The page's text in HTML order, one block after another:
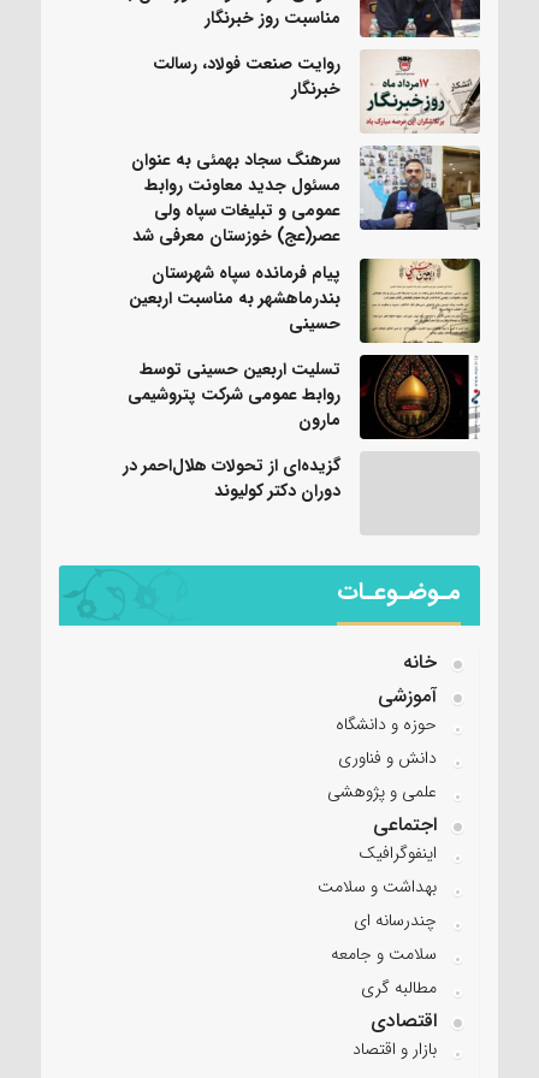
مناسبت روز خبرنگار
روایت صنعت فولاد،‌ رسالت
خبرنگار
سرهنگ سجاد بهمئی به عنوان
مسئول جدید معاونت روابط
عمومی و تبلیغات سپاه ولی
عصر(عج) خوزستان معرفی شد
پیام فرمانده سپاه شهرستان
بندرماهشهر به مناسبت اربعین
حسینی
تسلیت اربعین حسینی توسط
روابط عمومی شرکت پتروشیمی
مارون
گزیده‌ای از تحولات هلال‌احمر در
دوران دکتر کولیوند
مـوضـوعـات
خانه
آموزشی
حوزه و دانشگاه
دانش و فناوری
علمی و پژوهشی
اجتماعی
اینفوگرافیک
بهداشت و سلامت
چندرسانه ای
سلامت و جامعه
مطالبه گری
اقتصادی
بازار و اقتصاد